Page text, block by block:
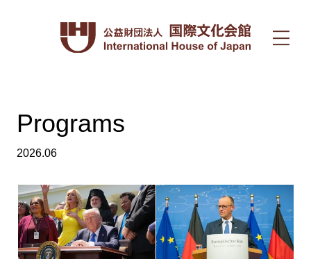
Programs
2026.06